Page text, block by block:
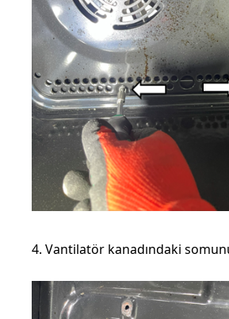
4. Vantilatör kanadındaki